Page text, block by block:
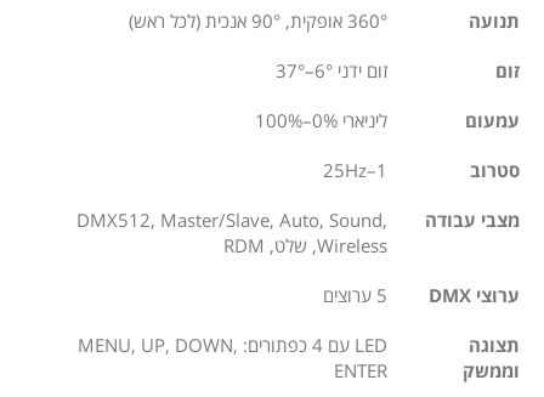
תנועה 360° אופקית, 90° אנכית (לכל ראש)
זום זום ידני 6°–37°
עמעום ליניארי 0%–100%
סטרוב 1–25Hz
מצבי עבודה
DMX512, Master/Slave, Auto, Sound,
Wireless, שלט, RDM
ערוצי DMX 5 ערוצים
תצוגה
וממשק
LED עם 4 כפתורים: MENU, UP, DOWN,
ENTER